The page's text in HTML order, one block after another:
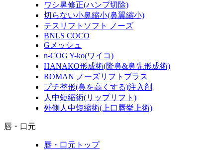
ワシ鼻修正(ハンプ切除)
切らない小鼻縮小(鼻翼縮小)
テスリフトソフト ノーズ
BNLS COCO
Gメッシュ
n-COG Y-ko(ワイコ)
HANAKO形成術(隆鼻&鼻先形成術)
ROMAN ノーズリフトプラス
プチ整形(鼻を高くする)注入剤
人中短縮術(リップリフト)
外側人中短縮術(上口唇挙上術)
唇・口元
唇・口元トップ